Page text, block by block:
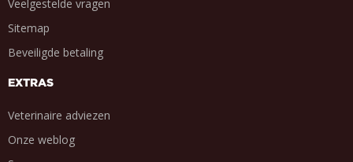
Veelgestelde vragen
Sitemap
Beveiligde betaling
EXTRAS
Veterinaire adviezen
Onze weblog